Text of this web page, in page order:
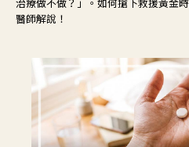
醫師解說！